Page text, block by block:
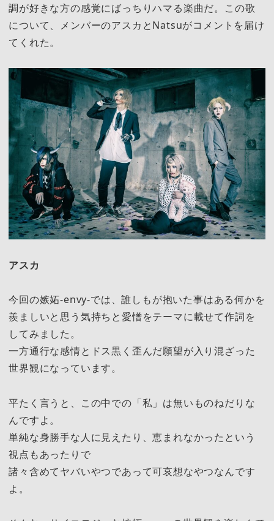
調が好きな方の感覚にばっちりハマる楽曲だ。この歌
について、メンバーのアスカとNatsuがコメントを届け
てくれた。
アスカ
今回の嫉妬-envy-では、誰しもが抱いた事はある何かを
羨ましいと思う気持ちと愛憎をテーマに載せて作詞を
してみました。
一方通行な感情とドス黒く歪んだ願望が入り混ざった
世界観になっています。
平たく言うと、この中での「私」は無いものねだりな
んですよ。
単純な身勝手な人に見えたり、恵まれなかったという
視点もあったりで
諸々含めてヤバいやつであって可哀想なやつなんです
よ。